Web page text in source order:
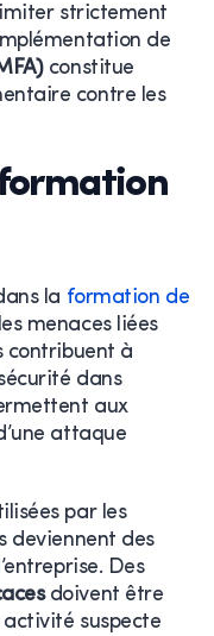
strictement
de
constitue
contre les
la formation de
menaces liées
contribuent à
dans
aux
attaque
par les
deviennent des
Des
doivent être
suspecte